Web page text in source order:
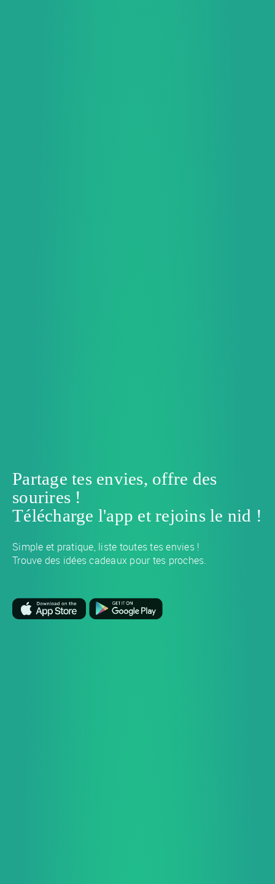
Partage tes envies, offre des
sourires !
Télécharge l'app et rejoins le nid !
Simple et pratique, liste toutes tes envies !
Trouve des idées cadeaux pour tes proches.